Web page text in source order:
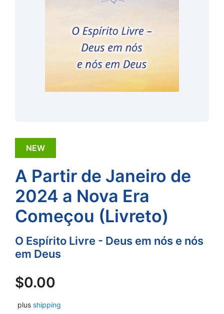
NEW
A Partir de Janeiro de
2024 a Nova Era
Começou (Livreto)
O Espírito Livre - Deus em nós e nós
em Deus
$0.00
plus shipping